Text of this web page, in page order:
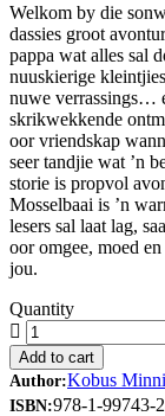
Welkom by die
dassies groot
pappa wat alles sal
nuuskierige
nuwe verrassings…
skrikwekkende
oor vriendskap
seer tandjie wat ’n
storie is propvol
Mosselbaai is ’n
lesers sal laat lag,
oor omgee, moed
jou.
Quantity
Add to cart
Author:Kobus
ISBN:978-1-99743-